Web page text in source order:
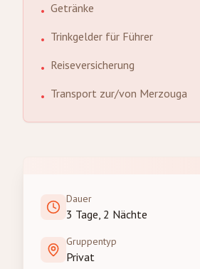
• Getränke
• Trinkgelder für Führer
• Reiseversicherung
• Transport zur/von Merzouga
Dauer
3 Tage, 2 Nächte
Gruppentyp
Privat